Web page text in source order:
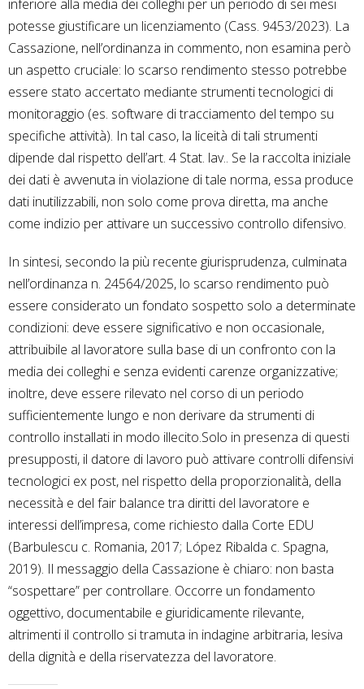
inferiore alla media dei colleghi per un periodo di sei mesi
potesse giustificare un licenziamento (Cass. 9453/2023). La
Cassazione, nell’ordinanza in commento, non esamina però
un aspetto cruciale: lo scarso rendimento stesso potrebbe
essere stato accertato mediante strumenti tecnologici di
monitoraggio (es. software di tracciamento del tempo su
specifiche attività). In tal caso, la liceità di tali strumenti
dipende dal rispetto dell’art. 4 Stat. lav.. Se la raccolta iniziale
dei dati è avvenuta in violazione di tale norma, essa produce
dati inutilizzabili, non solo come prova diretta, ma anche
come indizio per attivare un successivo controllo difensivo.
In sintesi, secondo la più recente giurisprudenza, culminata
nell’ordinanza n. 24564/2025, lo scarso rendimento può
essere considerato un fondato sospetto solo a determinate
condizioni: deve essere significativo e non occasionale,
attribuibile al lavoratore sulla base di un confronto con la
media dei colleghi e senza evidenti carenze organizzative;
inoltre, deve essere rilevato nel corso di un periodo
sufficientemente lungo e non derivare da strumenti di
controllo installati in modo illecito.Solo in presenza di questi
presupposti, il datore di lavoro può attivare controlli difensivi
tecnologici ex post, nel rispetto della proporzionalità, della
necessità e del fair balance tra diritti del lavoratore e
interessi dell’impresa, come richiesto dalla Corte EDU
(Barbulescu c. Romania, 2017; López Ribalda c. Spagna,
2019). Il messaggio della Cassazione è chiaro: non basta
“sospettare” per controllare. Occorre un fondamento
oggettivo, documentabile e giuridicamente rilevante,
altrimenti il controllo si tramuta in indagine arbitraria, lesiva
della dignità e della riservatezza del lavoratore.